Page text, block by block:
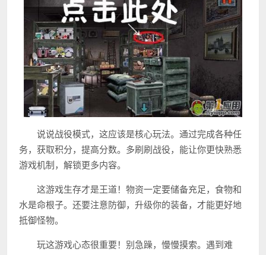
说说战役模式，这应该是核心玩法。通过完成各种任
务，获取积分，提高分数。多刷刷战役，能让你更快熟悉
游戏机制，解锁更多内容。
这游戏生存才是王道！物资一定要储备充足，食物和
水是命根子。还要注意防御，升级你的装备，才能更好地
抵御怪物。
玩这游戏心态很重要！别急躁，慢慢摸索。遇到难